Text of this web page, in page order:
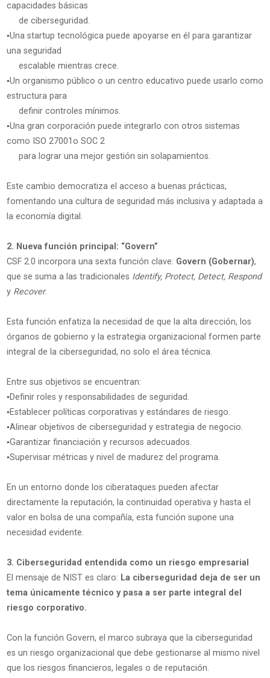
capacidades básicas
de ciberseguridad.
▪️Una startup tecnológica puede apoyarse en él para garantizar
una seguridad
escalable mientras crece.
▪️Un organismo público o un centro educativo puede usarlo como
estructura para
definir controles mínimos.
▪️Una gran corporación puede integrarlo con otros sistemas
como ISO 27001o SOC 2
para lograr una mejor gestión sin solapamientos.
Este cambio democratiza el acceso a buenas prácticas,
fomentando una cultura de seguridad más inclusiva y adaptada a
la economía digital.
2. Nueva función principal: “Govern”
CSF 2.0 incorpora una sexta función clave: Govern (Gobernar),
que se suma a las tradicionales Identify, Protect, Detect, Respond
y Recover.
Esta función enfatiza la necesidad de que la alta dirección, los
órganos de gobierno y la estrategia organizacional formen parte
integral de la ciberseguridad, no solo el área técnica.
Entre sus objetivos se encuentran:
▪️Definir roles y responsabilidades de seguridad.
▪️Establecer políticas corporativas y estándares de riesgo.
▪️Alinear objetivos de ciberseguridad y estrategia de negocio.
▪️Garantizar financiación y recursos adecuados.
▪️Supervisar métricas y nivel de madurez del programa.
En un entorno donde los ciberataques pueden afectar
directamente la reputación, la continuidad operativa y hasta el
valor en bolsa de una compañía, esta función supone una
necesidad evidente.
3. Ciberseguridad entendida como un riesgo empresarial
El mensaje de NIST es claro: La ciberseguridad deja de ser un
tema únicamente técnico y pasa a ser parte integral del
riesgo corporativo.
Con la función Govern, el marco subraya que la ciberseguridad
es un riesgo organizacional que debe gestionarse al mismo nivel
que los riesgos financieros, legales o de reputación.